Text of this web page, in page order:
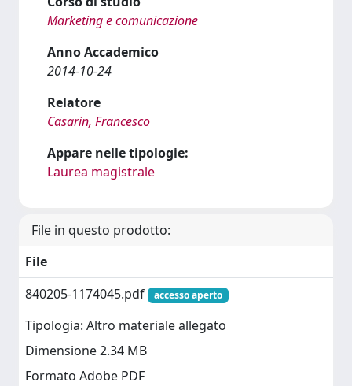
Marketing e comunicazione
Anno Accademico
2014-10-24
Relatore
Casarin, Francesco
Appare nelle tipologie:
Laurea magistrale
File in questo prodotto:
File
840205-1174045.pdf
accesso aperto
Tipologia: Altro materiale allegato
Dimensione 2.34 MB
Formato Adobe PDF